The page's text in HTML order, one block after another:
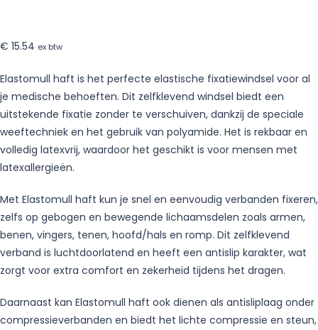
€ 15.54 ex btw
Elastomull haft is het perfecte elastische fixatiewindsel voor al
je medische behoeften. Dit zelfklevend windsel biedt een
uitstekende fixatie zonder te verschuiven, dankzij de speciale
weeftechniek en het gebruik van polyamide. Het is rekbaar en
volledig latexvrij, waardoor het geschikt is voor mensen met
latexallergieën.
Met Elastomull haft kun je snel en eenvoudig verbanden fixeren,
zelfs op gebogen en bewegende lichaamsdelen zoals armen,
benen, vingers, tenen, hoofd/hals en romp. Dit zelfklevend
verband is luchtdoorlatend en heeft een antislip karakter, wat
zorgt voor extra comfort en zekerheid tijdens het dragen.
Daarnaast kan Elastomull haft ook dienen als antisliplaag onder
compressieverbanden en biedt het lichte compressie en steun,